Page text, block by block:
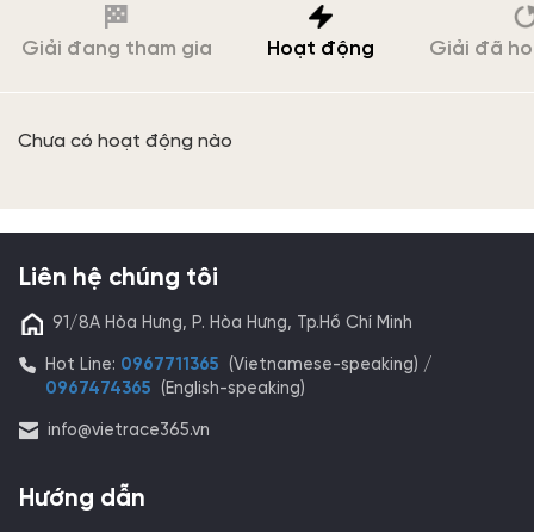
Giải đang tham gia Hoạt động Giải đã
Chưa có hoạt động nào
Liên hệ chúng tôi
91/8A Hòa Hưng, P. Hòa Hưng, Tp.Hồ Chí Minh
Hot Line: 0967711365 (Vietnamese-speaking) /
0967474365 (English-speaking)
info@vietrace365.vn
Hướng dẫn